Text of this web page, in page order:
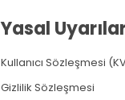
Yasal
Kullanıcı Sözleşmesi
Gizlilik Sözleşmesi